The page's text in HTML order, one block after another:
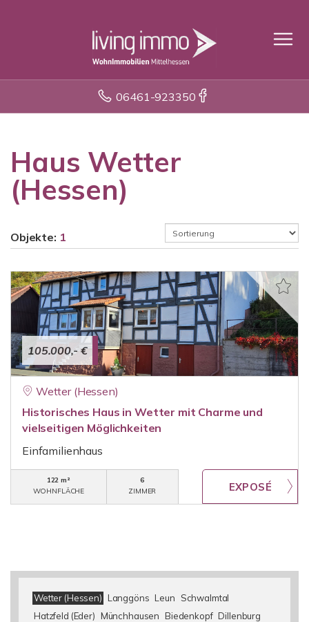
06461-923350
Haus Wetter
(Hessen)
Objekte: 1
105.000,- €
Wetter (Hessen)
Historisches Haus in Wetter mit Charme und
vielseitigen Möglichkeiten
Einfamilienhaus
122 m²
WOHNFLÄCHE
6
ZIMMER
Wetter (Hessen) Langgöns Leun
Schwalmtal
Hatzfeld (Eder) Münchhausen Biedenkopf Dillenburg